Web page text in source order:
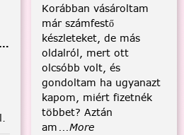
tengeren
Korábban vásároltam
már számfestő
készleteket, de más
oldalról, mert ott
olcsóbb volt, és
gondoltam ha ugyanazt
kapom, miért fizetnék
többet? Aztán
am ...More